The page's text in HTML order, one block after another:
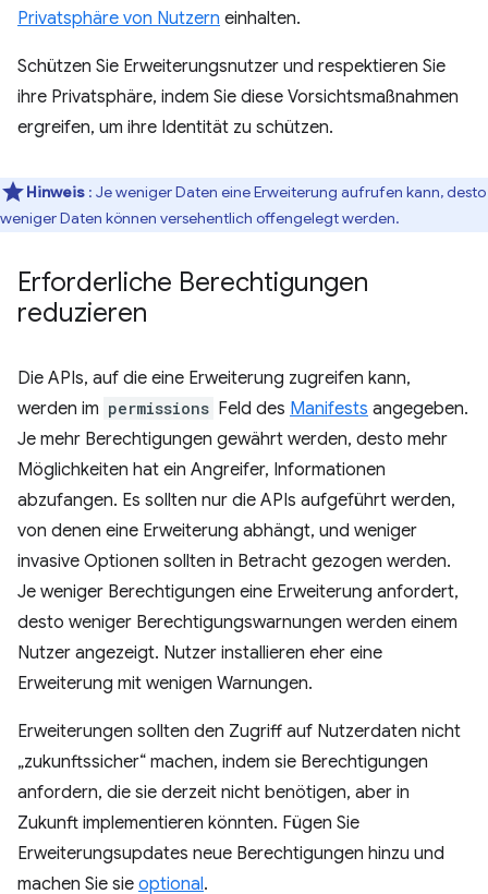
Privatsphäre von Nutzern einhalten.
Schützen Sie Erweiterungsnutzer und respektieren Sie
ihre Privatsphäre, indem Sie diese Vorsichtsmaßnahmen
ergreifen, um ihre Identität zu schützen.
Hinweis : Je weniger Daten eine Erweiterung aufrufen kann, desto
weniger Daten können versehentlich offengelegt werden.
Erforderliche Berechtigungen
reduzieren
Die APIs, auf die eine Erweiterung zugreifen kann,
werden im permissions Feld des Manifests angegeben.
Je mehr Berechtigungen gewährt werden, desto mehr
Möglichkeiten hat ein Angreifer, Informationen
abzufangen. Es sollten nur die APIs aufgeführt werden,
von denen eine Erweiterung abhängt, und weniger
invasive Optionen sollten in Betracht gezogen werden.
Je weniger Berechtigungen eine Erweiterung anfordert,
desto weniger Berechtigungswarnungen werden einem
Nutzer angezeigt. Nutzer installieren eher eine
Erweiterung mit wenigen Warnungen.
Erweiterungen sollten den Zugriff auf Nutzerdaten nicht
„zukunftssicher“ machen, indem sie Berechtigungen
anfordern, die sie derzeit nicht benötigen, aber in
Zukunft implementieren könnten. Fügen Sie
Erweiterungsupdates neue Berechtigungen hinzu und
machen Sie sie optional.